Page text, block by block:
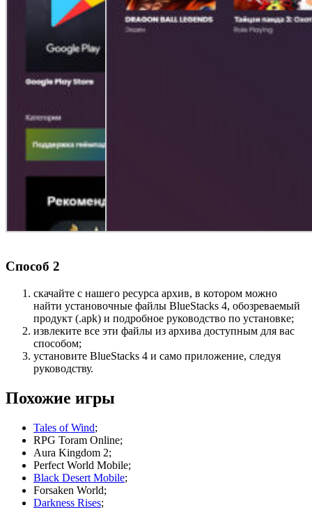
Способ 2
скачайте с нашего ресурса архив, в котором можно
найти установочные файлы BlueStacks 4, обозреваемый
продукт (.apk) и подробное руководство по установке;
извлеките все эти файлы из архива доступным для вас
способом;
установите BlueStacks 4 и само приложение, следуя
руководству.
Похожие игры
Tales of Wind;
RPG Toram Online;
Aura Kingdom 2;
Perfect World Mobile;
Black Desert Mobile;
Forsaken World;
Darkness Rises;